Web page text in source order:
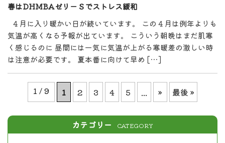
春はDHMBAゼリーＳでストレス緩和
４月に入り暖かい日が続いています。 この４月は例年よりも
気温が高くなる予報が出ています。 こういう朝晩はまだ肌寒
く感じるのに 昼間には一気に気温が上がる寒暖差の激しい時
は注意が必要です。 夏本番に向けて早め […]
1 / 9 1 2 3 4 5 » 最後 »
カテゴリー CATEGORY